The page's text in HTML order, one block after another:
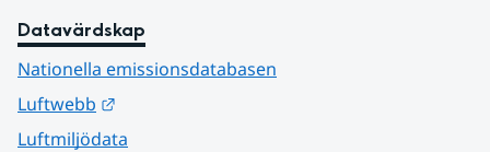
Datavärdskap
Nationella emissionsdatabasen
Luftwebb
Luftmiljödata